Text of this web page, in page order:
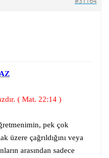
( Mat. 22:14 )
pek çok
üzere çağrıldığını veya
arasından sadece